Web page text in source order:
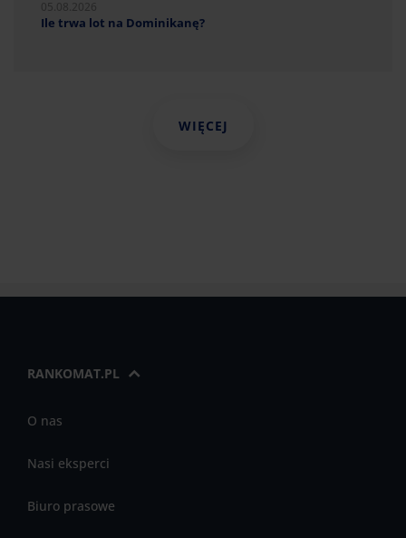
Ile trwa lot na Dominikanę?
WIĘCEJ
RANKOMAT.PL
O nas
Nasi eksperci
Biuro prasowe